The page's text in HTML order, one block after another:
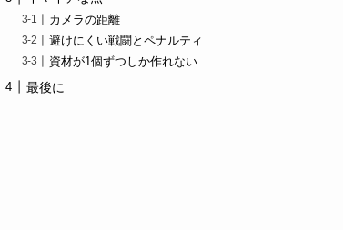
カメラの距離
避けにくい戦闘とペナルティ
資材が1個ずつしか作れない
最後に